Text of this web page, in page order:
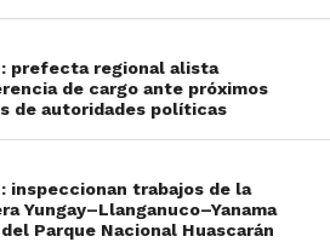
prefecta regional alista
de cargo ante próximos
de autoridades políticas
inspeccionan trabajos de la
Yungay–Llanganuco–Yanama
Parque Nacional Huascarán